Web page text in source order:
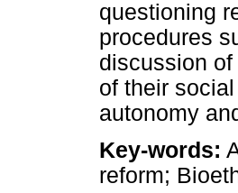
questioning
procedures
discussion
of their
autonomy
Key-words:
reform;